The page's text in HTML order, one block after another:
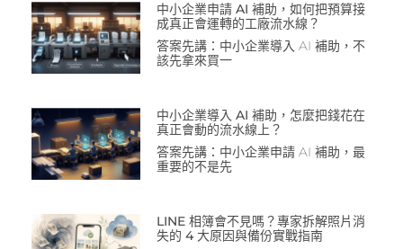
中小企業申請 AI 補助，如何把預算接
成真正會運轉的工廠流水線？
答案先講：中小企業導入 AI 補助，不
該先拿來買一
中小企業導入 AI 補助，怎麼把錢花在
真正會動的流水線上？
答案先講：中小企業申請 AI 補助，最
重要的不是先
LINE 相簿會不見嗎？專家拆解照片消
失的 4 大原因與備份實戰指南